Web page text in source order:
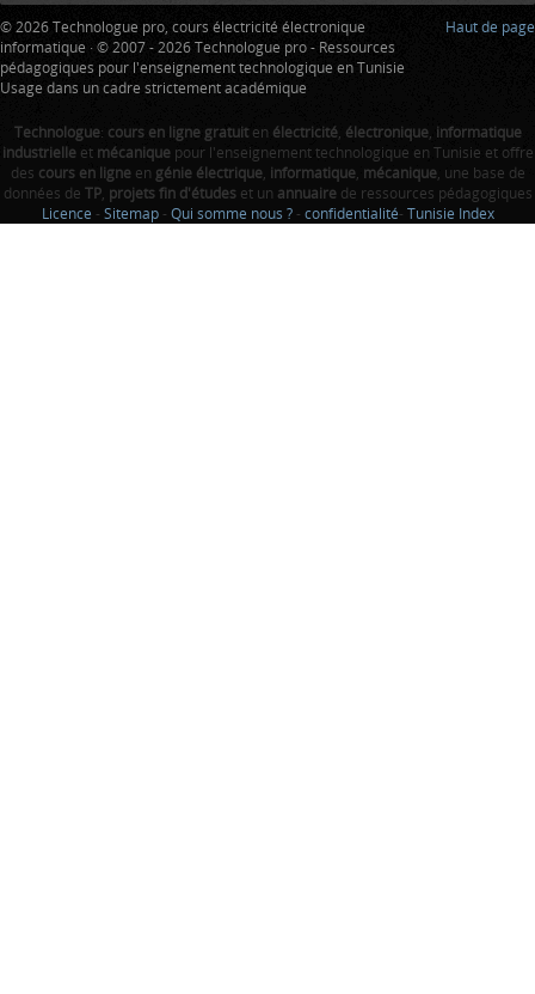
Haut de page
© 2026 Technologue pro, cours électricité électronique
informatique · © 2007 - 2026 Technologue pro - Ressources
pédagogiques pour l'enseignement technologique en Tunisie
Usage dans un cadre strictement académique
Technologue: cours en ligne gratuiten électricité, électronique, informatique
industrielleet mécaniquepour l'enseignement technologique en Tunisie et offre
des cours en ligneen génie électrique, informatique, mécanique, une base de
données de TP, projets fin d'étudeset un annuairede ressources pédagogiques
Licence - Sitemap - Qui somme nous ? - confidentialité- Tunisie Index